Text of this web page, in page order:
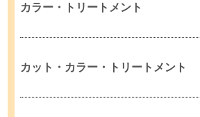
カラー・トリートメント
カット・カラー・トリートメント